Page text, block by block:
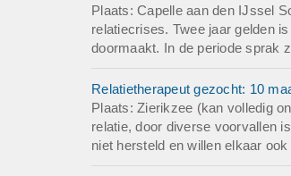
Plaats: Capelle aan den IJssel
relatiecrises. Twee jaar gelden
doormaakt. In de periode sprak
Relatietherapeut gezocht: 10
Plaats: Zierikzee (kan volledig
relatie, door diverse voorvallen
niet hersteld en willen elkaar